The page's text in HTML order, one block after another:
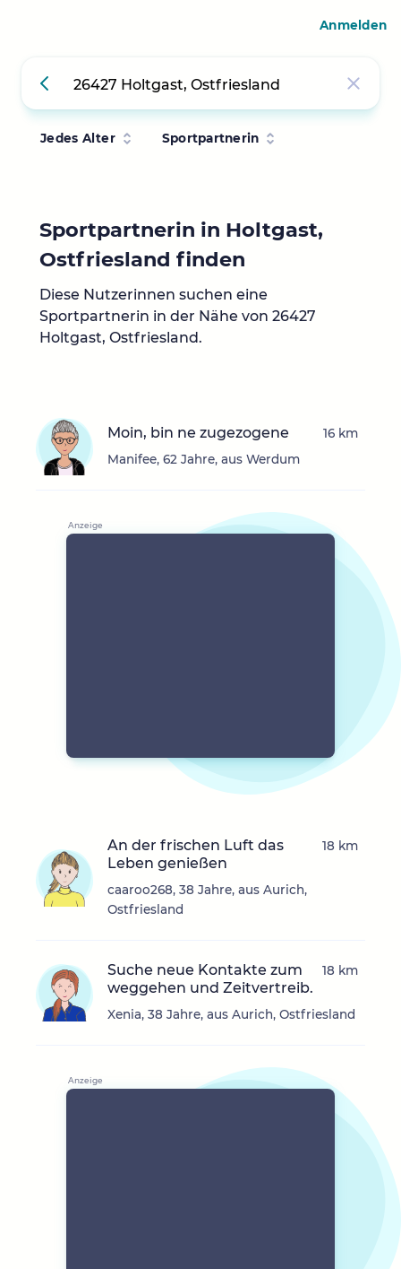
Jedes Alter Sportpartnerin
Sportpartnerin in Holtgast,
Ostfriesland finden
Diese Nutzerinnen suchen eine
Sportpartnerin in der Nähe von 26427
Holtgast, Ostfriesland.
Moin, bin ne zugezogene
Manifee, 62 Jahre, aus Werdum
16 km
An der frischen Luft das
Leben genießen
caaroo268, 38 Jahre, aus Aurich,
Ostfriesland
18 km
Suche neue Kontakte zum
weggehen und Zeitvertreib.
Xenia, 38 Jahre, aus Aurich, Ostfriesland
18 km
Anmelden